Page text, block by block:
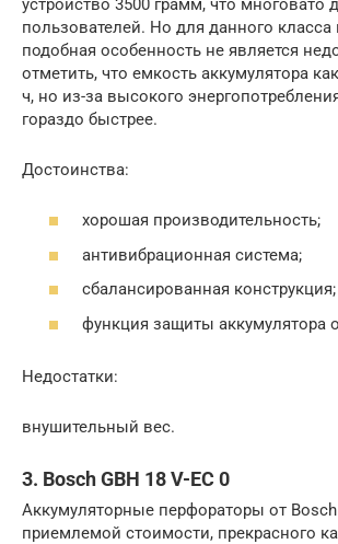
устройство 3500 грамм, что многовато
пользователей. Но для данного класса
подобная особенность не является
отметить, что емкость аккумулятора
ч, но из-за высокого
гораздо быстрее.
Достоинства:
хорошая производительность;
антивибрационная система;
сбалансированная конструкция;
функция защиты аккумулятора
Недостатки:
внушительный вес.
3. Bosch GBH 18 V-EC 0
Аккумуляторные перфораторы от
приемлемой стоимости, прекрасного